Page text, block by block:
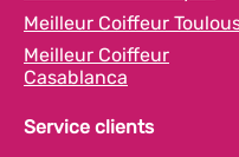
Meilleur Coiffeur
Meilleur Coiffeur
Casablanca
Service clients